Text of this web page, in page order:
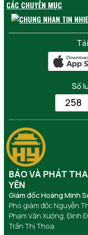
CÁC CHUYÊN MỤC
Số
258
BÁO VÀ PHÁT
YÊN
Giám đốc Hoàng Minh
Phó giám đốc Nguyễn
Phạm Văn Xướng, Đinh
Trần Thị Thoa